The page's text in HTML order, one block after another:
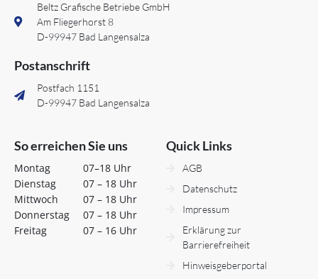
Beltz Grafische Betriebe GmbH
Am Fliegerhorst 8
D-99947 Bad Langensalza
Postanschrift
Postfach 1151
D-99947 Bad Langensalza
So erreichen Sie uns
Montag
Dienstag
Mittwoch
Donnerstag
Freitag
07–18 Uhr
07 – 18 Uhr
07 – 18 Uhr
07 – 18 Uhr
07 – 16 Uhr
Quick Links
AGB
Datenschutz
Impressum
Erklärung zur
Barrierefreiheit
Hinweisgeberportal